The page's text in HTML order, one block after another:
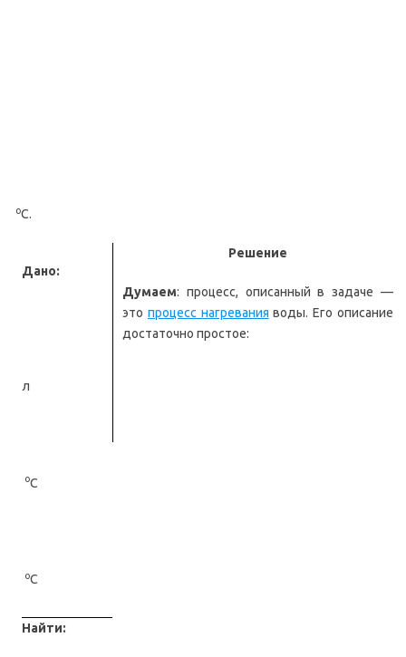
оС.
Дано:
л
оС
оС
Найти:
Решение
Думаем: процесс, описанный в задаче —
это процесс нагревания воды. Его описание
достаточно простое: